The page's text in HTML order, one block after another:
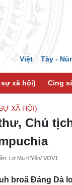
Việt Tày -
xã hội) Cing
XÃ HỘI)
Chủ
Lơ Mu K’Yến/ VOV1
broă Đảng Dà